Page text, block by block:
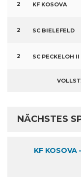
2 KF KOSOVA
2 SC BIELEFELD
2 SC PECKELOH II
NÄCHSTES
KF KOSOVA